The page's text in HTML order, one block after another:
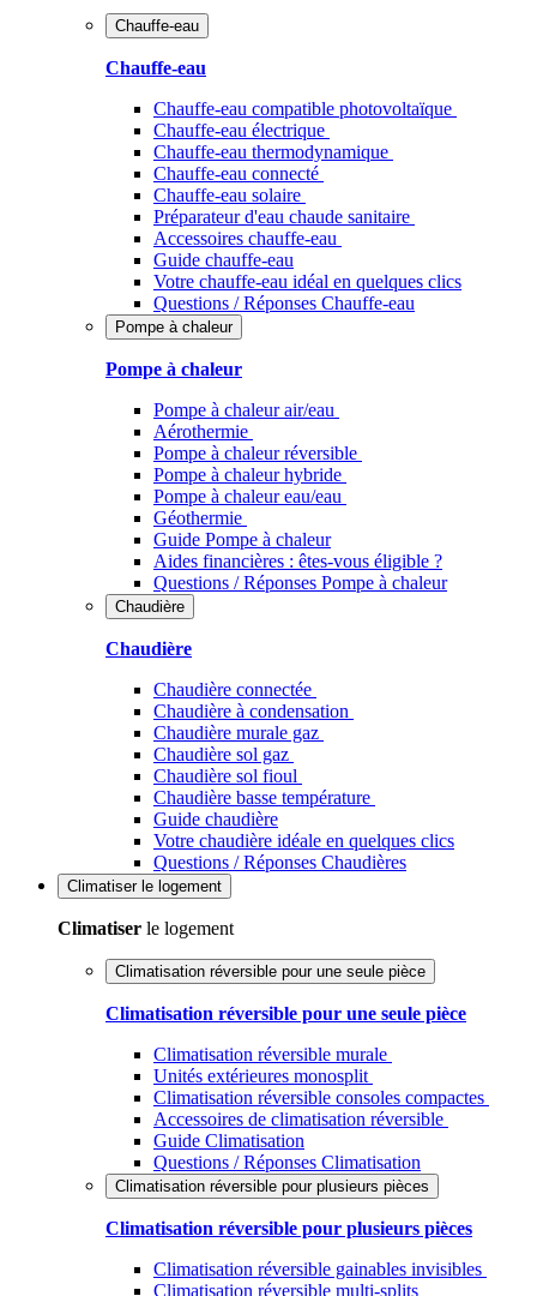
Chauffe-eau
Chauffe-eau
Chauffe-eau compatible photovoltaïque
Chauffe-eau électrique
Chauffe-eau thermodynamique
Chauffe-eau connecté
Chauffe-eau solaire
Préparateur d'eau chaude sanitaire
Accessoires chauffe-eau
Guide chauffe-eau
Votre chauffe-eau idéal en quelques clics
Questions / Réponses Chauffe-eau
Pompe à chaleur
Pompe à chaleur
Pompe à chaleur air/eau
Aérothermie
Pompe à chaleur réversible
Pompe à chaleur hybride
Pompe à chaleur​ eau/eau
Géothermie
Guide Pompe à chaleur
Aides financières : êtes-vous éligible ?
Questions / Réponses Pompe à chaleur
Chaudière
Chaudière
Chaudière connectée
Chaudière à condensation
Chaudière murale gaz
Chaudière sol gaz
Chaudière sol fioul
Chaudière basse température
Guide chaudière
Votre chaudière idéale en quelques clics
Questions / Réponses Chaudières
Climatiser le logement
Climatiser le logement
Climatisation réversible pour une seule pièce
Climatisation réversible pour une seule pièce
Climatisation réversible murale
Unités extérieures monosplit
Climatisation réversible consoles compactes
Accessoires de climatisation réversible
Guide Climatisation
Questions / Réponses Climatisation
Climatisation réversible pour plusieurs pièces
Climatisation réversible pour plusieurs pièces
Climatisation réversible gainables invisibles
Climatisation réversible multi-splits